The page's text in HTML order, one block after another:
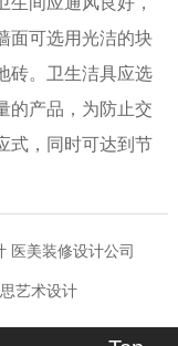
面可选用光洁的块
砖。卫生洁具应选
的产品，为防止交
式，同时可达到节
医美装修设计公司
艺术设计